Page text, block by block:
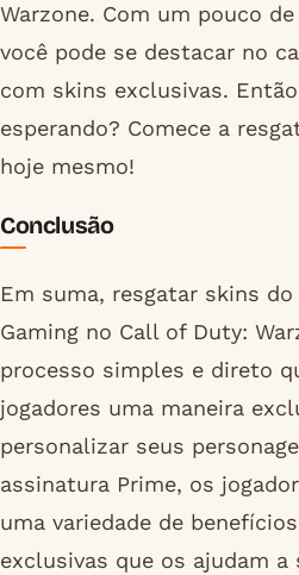
Warzone. Com um pouco
você pode se destacar no
com skins exclusivas.
esperando? Comece a
hoje mesmo!
Conclusão
Em suma, resgatar skins do
Gaming no Call of Duty:
processo simples e direto
jogadores uma maneira
personalizar seus
assinatura Prime, os
uma variedade de
exclusivas que os ajudam a